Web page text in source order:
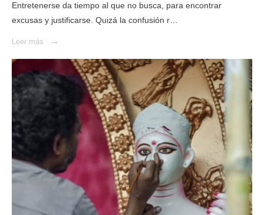
Entretenerse da tiempo al que no busca, para encontrar
excusas y justificarse. Quizá la confusión r…
Leer más →